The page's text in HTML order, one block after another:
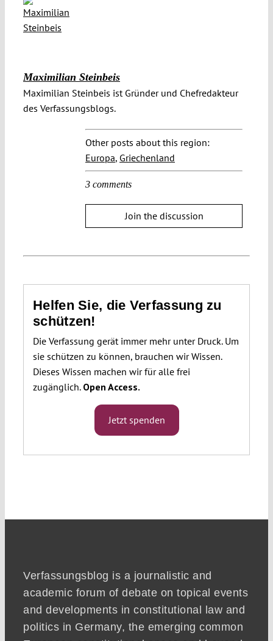
Maximilian Steinbeis
Maximilian Steinbeis ist Gründer und Chefredakteur
des Verfassungsblogs.
Other posts about this region:
Europa, Griechenland
3 comments
Join the discussion
Helfen Sie, die Verfassung zu
schützen!
Die Verfassung gerät immer mehr unter Druck. Um
sie schützen zu können, brauchen wir Wissen.
Dieses Wissen machen wir für alle frei
zugänglich. Open Access.
Jetzt spenden
Verfassungsblog is a journalistic and
academic forum of debate on topical events
and developments in constitutional law and
politics in Germany, the emerging common